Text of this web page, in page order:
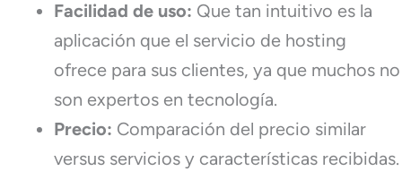
Facilidad de uso: Que tan intuitivo es la
aplicación que el servicio de hosting
ofrece para sus clientes, ya que muchos no
son expertos en tecnología.
Precio: Comparación del precio similar
versus servicios y características recibidas.